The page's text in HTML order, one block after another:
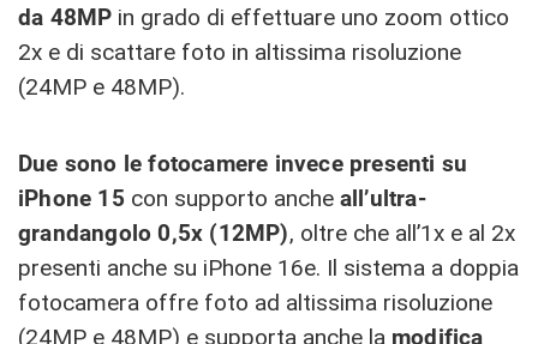
da 48MP in grado di effettuare uno zoom ottico
2x e di scattare foto in altissima risoluzione
(24MP e 48MP).
Due sono le fotocamere invece presenti su
iPhone 15 con supporto anche all’ultra-
grandangolo 0,5x (12MP), oltre che all’1x e al 2x
presenti anche su iPhone 16e. Il sistema a doppia
fotocamera offre foto ad altissima risoluzione
(24MP e 48MP) e supporta anche la modifica